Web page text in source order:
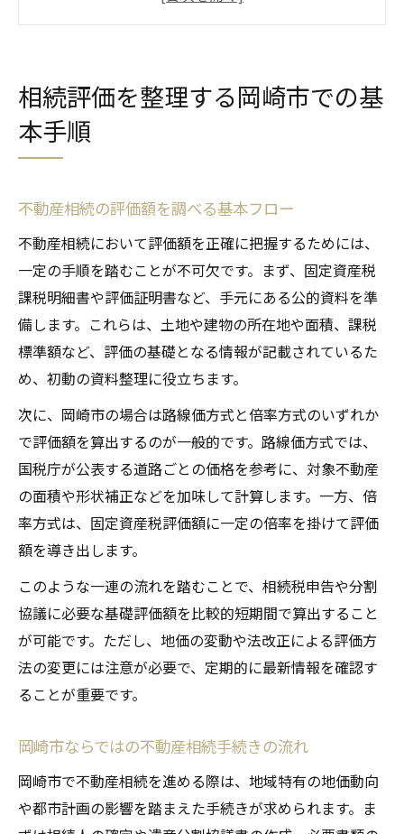
不動産相続をスムーズに進める書類活用術
評価証明書を使った不動産相続の効率整理
る方法
登記事項証明書がもたらす相続評価の安心
感
不動産相続で書類確認を怠ると損をする理
由
岡崎市で役立つ不動産相続の書類管理術
不動産相続で知るべき路線価方式の基本
倍率方式が岡崎市の不動産相続に適する場
面
路線価方式と倍率方式の選び方と評価例
不動産相続評価における方式選択の実務ポ
イント
岡崎市で実践される評価方式の特徴と注意
点
土地相場や公示地価から見る岡崎市の特徴
不動産相続で意識すべき土地相場の調べ方
土地相場比較で見える岡崎市不動産相続の
実情
不動産相続額に影響する公示地価の見極め
相続評価を整理する岡崎市での基
本手順
不動産相続の評価額を調べる基本フロー
不動産相続において評価額を正確に把握するためには、
一定の手順を踏むことが不可欠です。まず、固定資産税
課税明細書や評価証明書など、手元にある公的資料を準
備します。これらは、土地や建物の所在地や面積、課税
標準額など、評価の基礎となる情報が記載されているた
め、初動の資料整理に役立ちます。
次に、岡崎市の場合は路線価方式と倍率方式のいずれか
で評価額を算出するのが一般的です。路線価方式では、
国税庁が公表する道路ごとの価格を参考に、対象不動産
の面積や形状補正などを加味して計算します。一方、倍
率方式は、固定資産税評価額に一定の倍率を掛けて評価
額を導き出します。
このような一連の流れを踏むことで、相続税申告や分割
協議に必要な基礎評価額を比較的短期間で算出すること
が可能です。ただし、地価の変動や法改正による評価方
法の変更には注意が必要で、定期的に最新情報を確認す
ることが重要です。
岡崎市ならではの不動産相続手続きの流れ
岡崎市で不動産相続を進める際は、地域特有の地価動向
や都市計画の影響を踏まえた手続きが求められます。ま